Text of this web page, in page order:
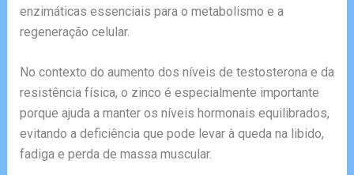
enzimáticas essenciais para o metabolismo e a
regeneração celular.
No contexto do aumento dos níveis de testosterona e da
resistência física, o zinco é especialmente importante
porque ajuda a manter os níveis hormonais equilibrados,
evitando a deficiência que pode levar à queda na libido,
fadiga e perda de massa muscular.